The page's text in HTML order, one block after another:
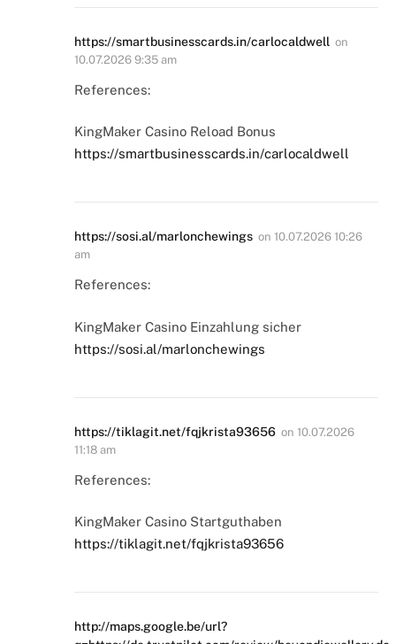
https://smartbusinesscards.in/carlocaldwell on
10.07.2026 9:35 am
References:
KingMaker Casino Reload Bonus
https://smartbusinesscards.in/carlocaldwell
https://sosi.al/marlonchewings on 10.07.2026 10:26
am
References:
KingMaker Casino Einzahlung sicher
https://sosi.al/marlonchewings
https://tiklagit.net/fqjkrista93656 on 10.07.2026
11:18 am
References:
KingMaker Casino Startguthaben
https://tiklagit.net/fqjkrista93656
http://maps.google.be/url?